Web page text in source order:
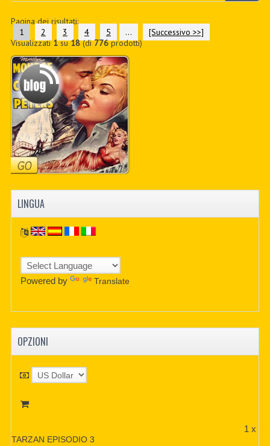
Pagina dei risultati:
1
2 3 4 5 ...
[Successivo >>]
Visualizzati1su18(di776prodotti)
LINGUA
Powered by Translate
OPZIONI
1 x
TARZAN EPISODIO 3